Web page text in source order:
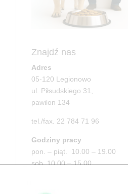
Znajdź nas
Adres
05-120 Legionowo
ul. Piłsudskiego 31,
pawilon 134
tel./fax. 22 784 71 96
Godziny pracy
pon. – piąt. 10.00 – 19.00
sob. 10.00 – 15.00